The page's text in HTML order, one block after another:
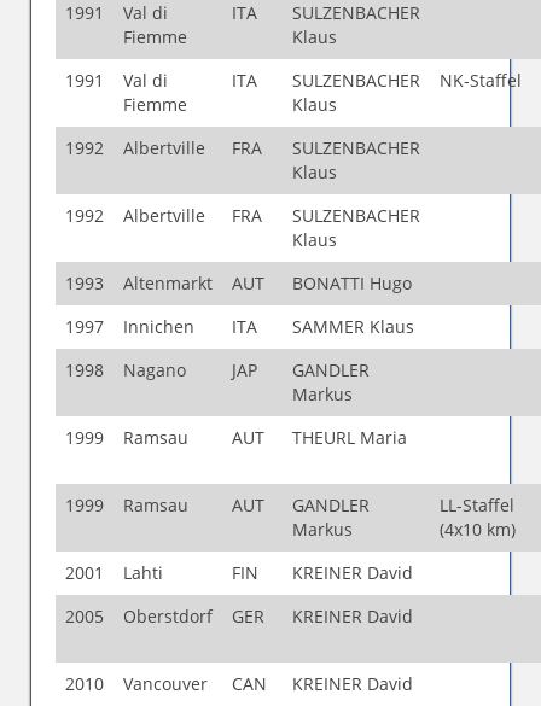
1991
Val di
Fiemme
ITA
SULZENBACHER
Klaus
1991
Val di
Fiemme
ITA
SULZENBACHER
Klaus
NK-Staffel
1992 Albertville FRA
SULZENBACHER
Klaus
1992
Albertville FRA
SULZENBACHER
Klaus
1993
Altenmarkt AUT
BONATTI Hugo
1997
Innichen ITA
SAMMER Klaus
1998
Nagano JAP
GANDLER
Markus
1999
Ramsau AUT THEURL Maria
1999 Ramsau AUT
GANDLER
Markus
LL-Staffel
(4x10 km)
2001
Lahti FIN
KREINER David
2005
Oberstdorf GER KREINER David
2010 Vancouver CAN KREINER David